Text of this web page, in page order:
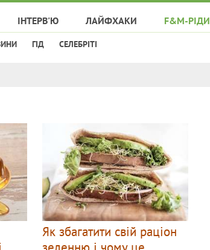
ІНТЕРВ'Ю ЛАЙФХАКИ F&M-РІДИ
ГІД СЕЛЕБРІТІ
Як збагатити свій раціон